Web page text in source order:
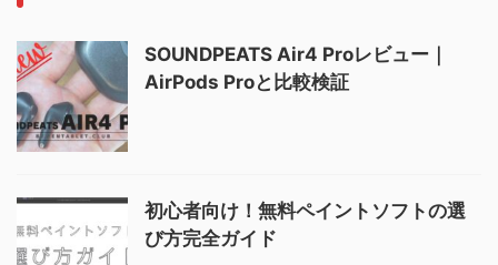
SOUNDPEATS Air4 Proレビュー｜
AirPods Proと比較検証
初心者向け！無料ペイントソフトの選
び方完全ガイド